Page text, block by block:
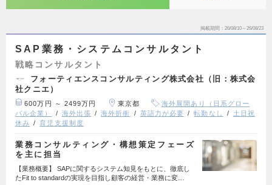
掲載期間 26/08/10～26/08/23
SAP業務・システムコンサルタント
戦略コンサルタント
フォーティエンスコンサルティング株式会社（旧：株式会
社クニエ）
600万円 ～ 2499万円 東京都
海外展開あり（日系グロー
バル企業）
海外出張 海外折衝 英語力が必要 転勤なし
土日祝
休み
育児支援制度
業務コンサルティング・構想策定フェーズ
を主に担当
【業務概要】 SAPに関するシステム知見をもとに、徹底し
たFit to standardの実現を目指し顧客の経営・業務に変…